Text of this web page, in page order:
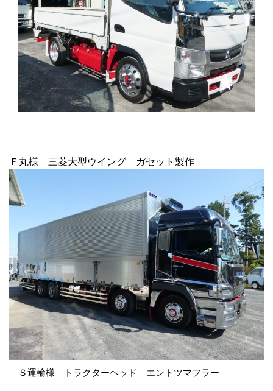
Ｆ丸様 三菱大型ウイング ガセット製作
Ｓ運輸様 トラクターヘッド エントツマフラー